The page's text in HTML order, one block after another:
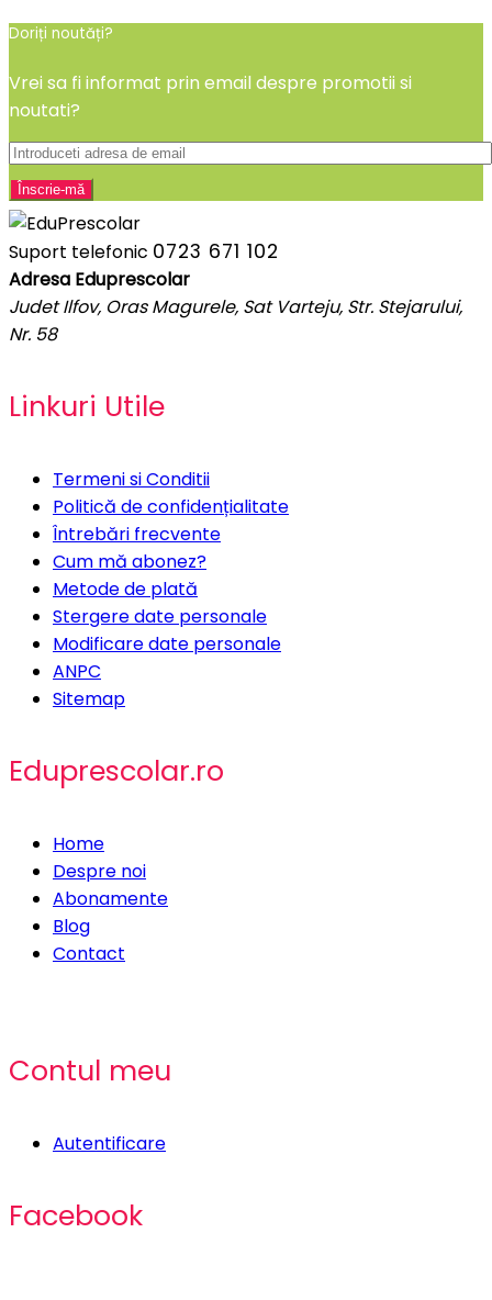
Doriți noutăți?
Vrei sa fi informat prin email despre promotii si
noutati?
Suport telefonic 0723 671 102
Adresa Eduprescolar
Judet Ilfov, Oras Magurele, Sat Varteju, Str. Stejarului,
Nr. 58
Linkuri Utile
Termeni si Conditii
Politică de confidențialitate
Întrebări frecvente
Cum mă abonez?
Metode de plată
Stergere date personale
Modificare date personale
ANPC
Sitemap
Eduprescolar.ro
Home
Despre noi
Abonamente
Blog
Contact
Contul meu
Autentificare
Facebook